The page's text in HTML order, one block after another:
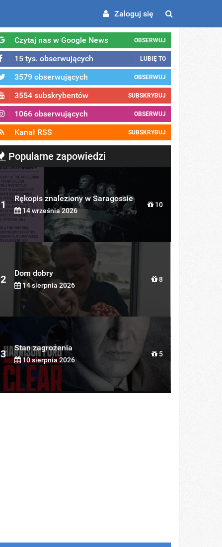
Zaloguj się
Czytaj nas w Google News OBSERWUJ
15 tys. obserwujących LUBIĘ TO
3579 obserwujących OBSERWUJ
3554 subskrybentów SUBSKRYBUJ
1066 obserwujących OBSERWUJ
Kanał RSS SUBSKRYBUJ
Popularne zapowiedzi
1
Rękopis znaleziony w Saragossie
14 września 2026
10
2
Dom dobry
14 sierpnia 2026
8
3
Stan zagrożenia
10 sierpnia 2026
5